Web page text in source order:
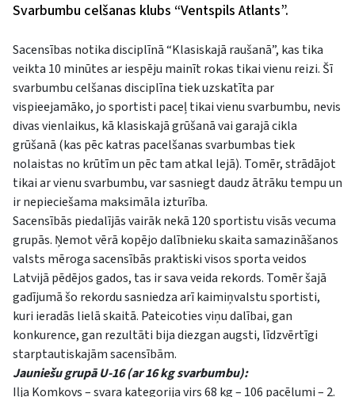
Svarbumbu celšanas klubs “Ventspils Atlants”.
Sacensības notika disciplīnā “Klasiskajā raušanā”, kas tika
veikta 10 minūtes ar iespēju mainīt rokas tikai vienu reizi. Šī
svarbumbu celšanas disciplīna tiek uzskatīta par
vispieejamāko, jo sportisti paceļ tikai vienu svarbumbu, nevis
divas vienlaikus, kā klasiskajā grūšanā vai garajā cikla
grūšanā (kas pēc katras pacelšanas svarbumbas tiek
nolaistas no krūtīm un pēc tam atkal lejā). Tomēr, strādājot
tikai ar vienu svarbumbu, var sasniegt daudz ātrāku tempu un
ir nepieciešama maksimāla izturība.
Sacensībās piedalījās vairāk nekā 120 sportistu visās vecuma
grupās. Ņemot vērā kopējo dalībnieku skaita samazināšanos
valsts mēroga sacensībās praktiski visos sporta veidos
Latvijā pēdējos gados, tas ir sava veida rekords. Tomēr šajā
gadījumā šo rekordu sasniedza arī kaimiņvalstu sportisti,
kuri ieradās lielā skaitā. Pateicoties viņu dalībai, gan
konkurence, gan rezultāti bija diezgan augsti, līdzvērtīgi
starptautiskajām sacensībām.
Jauniešu grupā U-16 (ar 16 kg svarbumbu):
Iļja Komkovs – svara kategorija virs 68 kg – 106 pacēlumi – 2.